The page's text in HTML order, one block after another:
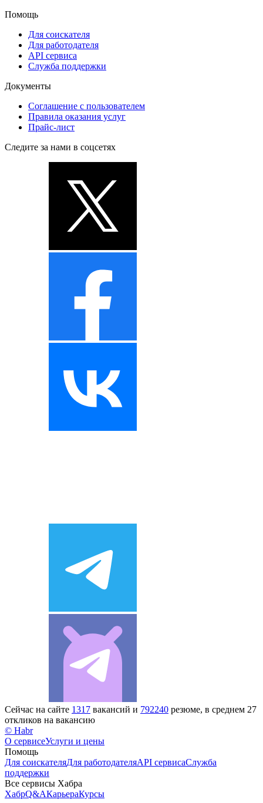
Помощь
Для соискателя
Для работодателя
API сервиса
Служба поддержки
Документы
Соглашение с пользователем
Правила оказания услуг
Прайс-лист
Следите за нами в соцсетях
Сейчас на сайте 1317 вакансий и 792240 резюме, в среднем 27
откликов на вакансию
© Habr
О сервисеУслуги и цены
Помощь
Для соискателяДля работодателяAPI сервисаСлужба
поддержки
Все сервисы Хабра
ХабрQ&AКарьераКурсы